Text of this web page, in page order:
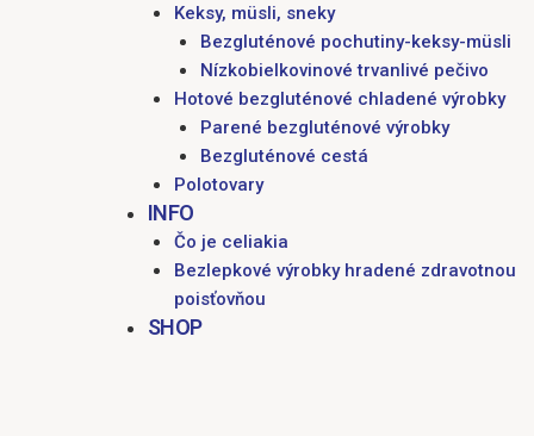
Keksy, müsli, sneky
Bezgluténové pochutiny-keksy-müsli
Nízkobielkovinové trvanlivé pečivo
Hotové bezgluténové chladené výrobky
Parené bezgluténové výrobky
Bezgluténové cestá
Polotovary
INFO
Čo je celiakia
Bezlepkové výrobky hradené zdravotnou
poisťovňou
SHOP